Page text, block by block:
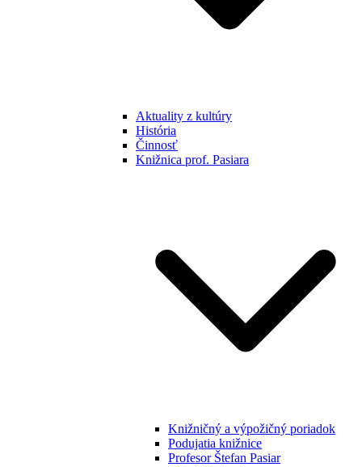
Aktuality z kultúry
História
Činnosť
Knižnica prof. Pasiara
Knižničný a výpožičný poriadok
Podujatia knižnice
Profesor Štefan Pasiar